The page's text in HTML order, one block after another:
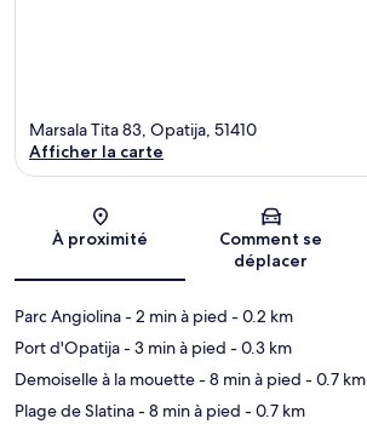
Carte
Marsala Tita 83, Opatija, 51410
Afficher la carte
À proximité
Comment se
déplacer
Parc Angiolina- 2 min à pied - 0.2 km
Port d'Opatija- 3 min à pied - 0.3 km
Demoiselle à la mouette- 8 min à pied - 0.7 km
Plage de Slatina- 8 min à pied - 0.7 km